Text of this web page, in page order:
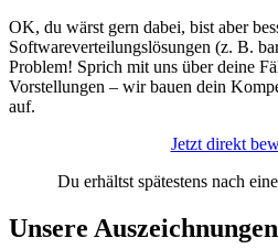
OK, du wärst gern dabei, bist aber
Softwareverteilungslösungen (z. B.
Problem! Sprich mit uns über deine
Vorstellungen – wir bauen dein
auf.
Jetzt direkt
Du erhältst spätestens nach
Unsere Auszeichnungen